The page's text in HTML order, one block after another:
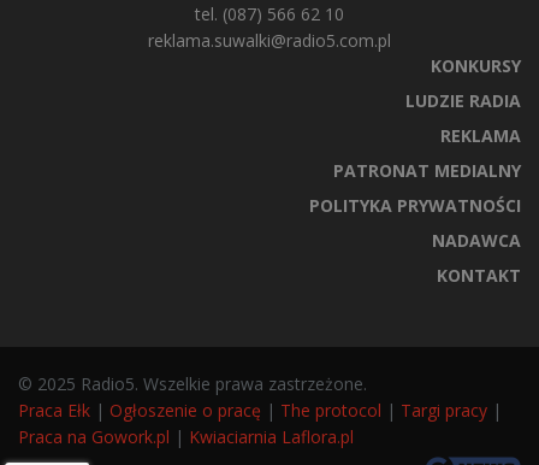
tel. (087) 566 62 10
reklama.suwalki@radio5.com.pl
KONKURSY
LUDZIE RADIA
REKLAMA
PATRONAT MEDIALNY
POLITYKA PRYWATNOŚCI
NADAWCA
KONTAKT
© 2025 Radio5. Wszelkie prawa zastrzeżone.
Praca Ełk | Ogłoszenie o pracę | The protocol | Targi pracy |
Praca na Gowork.pl | Kwiaciarnia Laflora.pl